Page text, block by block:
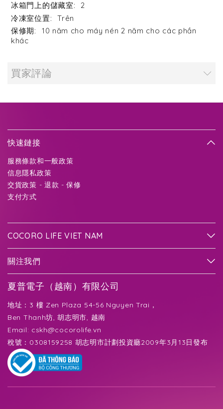
2
Trên
10 năm cho máy nén 2 năm cho các phần
khác
買家評論
快速鏈接
服務條款和一般政策
信息隱私政策
交貨政策 - 退款 - 保修
支付方式
COCORO LIFE VIET NAM
關注我們
夏普電子（越南）有限公司
地址：3 樓 Zen Plaza 54-56 Nguyen Trai，
Ben Thanh坊, 胡志明市, 越南
Email: cskh@cocorolife.vn
稅號：0308159258 胡志明市計劃投資廳2009年3月13日發布